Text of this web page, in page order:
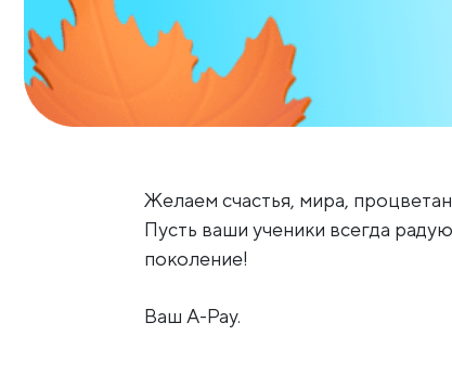
Желаем счастья, мира,
Пусть ваши ученики всегда
поколение!
Ваш A-Pay.